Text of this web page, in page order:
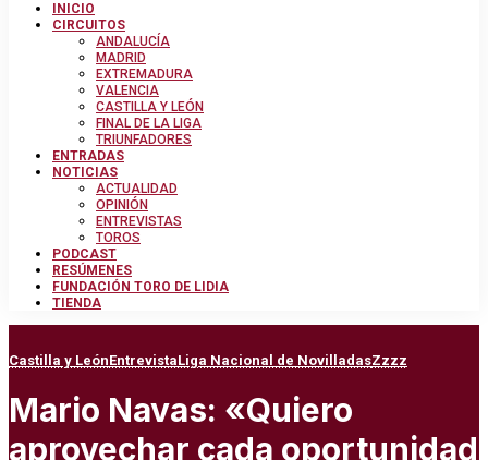
INICIO
CIRCUITOS
ANDALUCÍA
MADRID
EXTREMADURA
VALENCIA
CASTILLA Y LEÓN
FINAL DE LA LIGA
TRIUNFADORES
ENTRADAS
NOTICIAS
ACTUALIDAD
OPINIÓN
ENTREVISTAS
TOROS
PODCAST
RESÚMENES
FUNDACIÓN TORO DE LIDIA
TIENDA
Castilla y LeónEntrevistaLiga Nacional de NovilladasZzzz
Mario Navas: «Quiero
aprovechar cada oportunidad